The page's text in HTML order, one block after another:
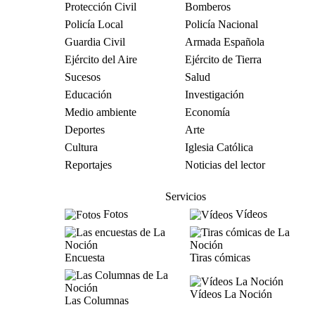
Protección Civil
Bomberos
Policía Local
Policía Nacional
Guardia Civil
Armada Española
Ejército del Aire
Ejército de Tierra
Sucesos
Salud
Educación
Investigación
Medio ambiente
Economía
Deportes
Arte
Cultura
Iglesia Católica
Reportajes
Noticias del lector
Servicios
Fotos
Vídeos
Encuesta Tiras cómicas
Las Columnas
Vídeos La Noción